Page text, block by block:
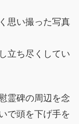
思い撮った写真
立ち尽くしてい
霊碑の周辺を念
で頭を下げ手を